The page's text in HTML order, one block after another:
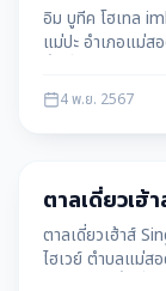
อิม บูทีค โฮเทล
แม่ปะ อำเภอแม่ส
4 พ.ย. 2567
ตาลเดี่ยวเฮ้
ตาลเดี่ยวเฮ้าส์
ไฮเวย์ ตำบลแม่ส